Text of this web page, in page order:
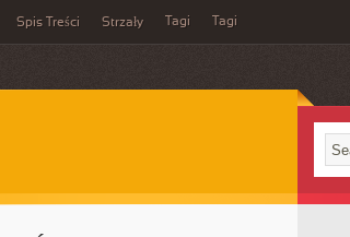
Spis Treści Strzały Tagi Tagi